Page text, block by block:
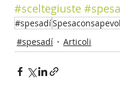
#sceltegiuste
#spesadí
#spesadí
Articoli